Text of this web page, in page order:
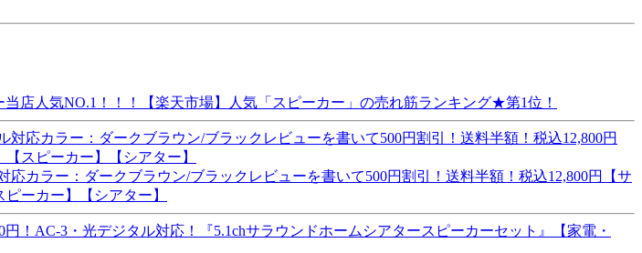
店人気NO.1！！！【楽天市場】人気「スピーカー」の売れ筋ランキング★第1位！
カラー：ダークブラウン/ブラックレビューを書いて500円割引！送料半額！税込12,800円【サ
ーカー】【シアター】